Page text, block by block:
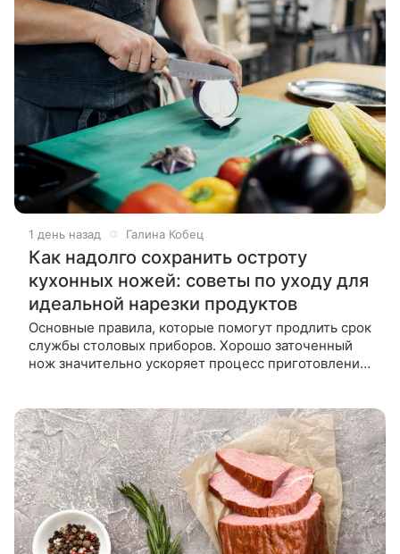
1 день назад Галина Кобец
Как надолго сохранить остроту
кухонных ножей: советы по уходу для
идеальной нарезки продуктов
Основные правила, которые помогут продлить срок
службы столовых приборов. Хорошо заточенный
нож значительно ускоряет процесс приготовления